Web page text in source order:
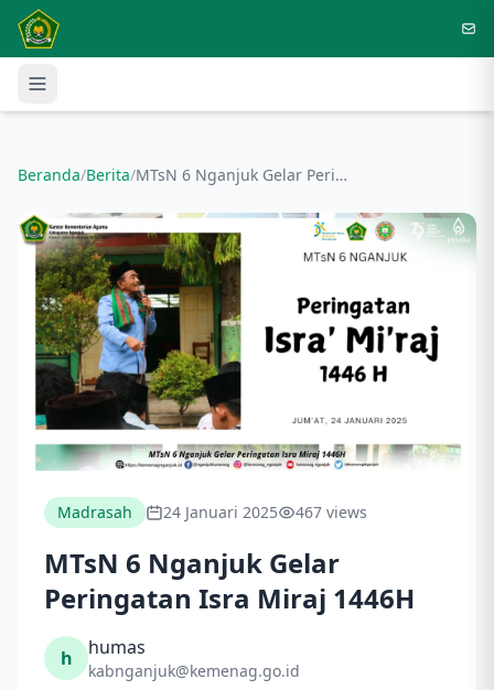
Langsung ke konten utama
Beranda/Berita/ MTsN 6 Nganjuk Gelar Peringatan Isra Miraj 1446H
Madrasah 24 Januari 2025 467 views
MTsN 6 Nganjuk Gelar
Peringatan Isra Miraj 1446H
h humas
kabnganjuk@kemenag.go.id